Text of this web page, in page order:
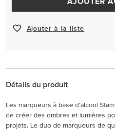
Ajouter à la liste
Détails du produit
Les marqueurs à base d’alcool
de créer des ombres et lumières
projets. Le duo de marqueurs de